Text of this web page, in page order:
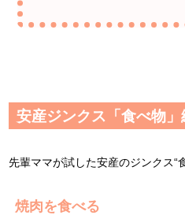
安産ジンクス「食べ物」
先輩ママが試した安産のジンクス“
焼肉を食べる